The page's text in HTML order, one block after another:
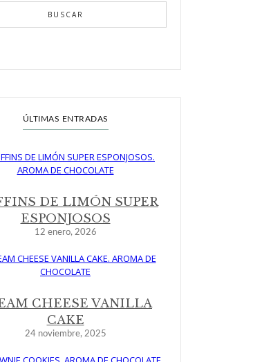
BUSCAR
ÚLTIMAS ENTRADAS
DE LIMÓN SUPER
ESPONJOSOS
12 enero, 2026
CHEESE VANILLA
CAKE
24 noviembre, 2025